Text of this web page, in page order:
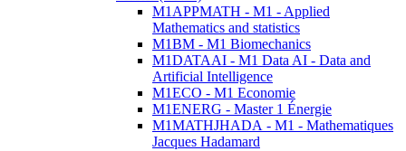
M1APPMATH - M1 - Applied
Mathematics and statistics
M1BM - M1 Biomechanics
M1DATAAI - M1 Data AI - Data and
Artificial Intelligence
M1ECO - M1 Economie
M1ENERG - Master 1 Énergie
M1MATHJHADA - M1 - Mathematiques
Jacques Hadamard